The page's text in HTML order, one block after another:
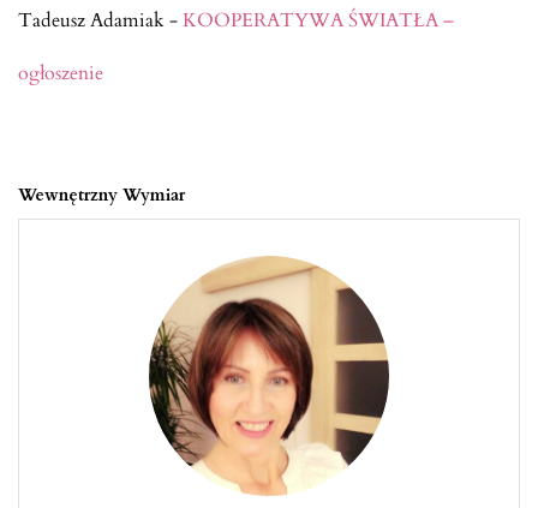
Tadeusz Adamiak-KOOPERATYWA ŚWIATŁA –
ogłoszenie
Wewnętrzny Wymiar